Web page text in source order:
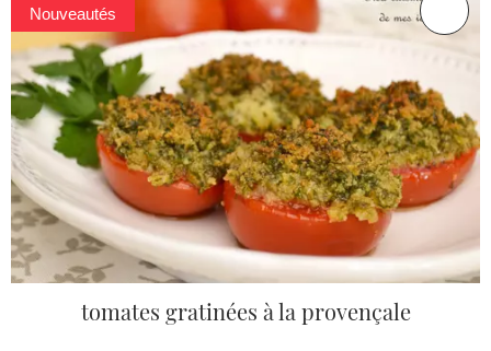
Nouveautés
tomates gratinées à la provençale